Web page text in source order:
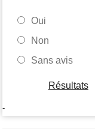
Oui
Non
Sans avis
Résultats
-